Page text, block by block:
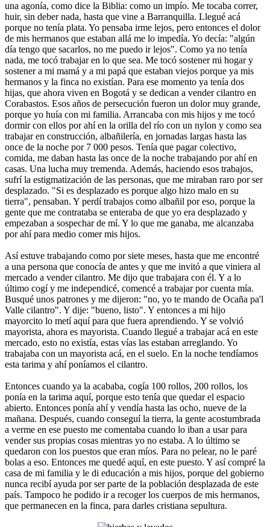
una agonía, como dice la Biblia: como un impío. Me tocaba correr,
huir, sin deber nada, hasta que vine a Barranquilla. Llegué acá
porque no tenía plata. Yo pensaba irme lejos, pero entonces el dolor
de mis hermanos que estaban allá me lo impedía. Yo decía: "algún
día tengo que sacarlos, no me puedo ir lejos". Como ya no tenía
nada, me tocó trabajar en lo que sea. Me tocó sostener mi hogar y
sostener a mi mamá y a mi papá que estaban viejos porque ya mis
hermanos y la finca no existían. Para ese momento ya tenía dos
hijas, que ahora viven en Bogotá y se dedican a vender cilantro en
Corabastos. Esos años de persecución fueron un dolor muy grande,
porque yo huía con mi familia. Arrancaba con mis hijos y me tocó
dormir con ellos por ahí en la orilla del río con un nylon y como sea
trabajar en construcción, albañilería, en jornadas largas hasta las
once de la noche por 7 000 pesos. Tenía que pagar colectivo,
comida, me daban hasta las once de la noche trabajando por ahí en
casas. Una lucha muy tremenda. Además, haciendo esos trabajos,
sufrí la estigmatización de las personas, que me miraban raro por ser
desplazado. "Si es desplazado es porque algo hizo malo en su
tierra", pensaban. Y perdí trabajos como albañil por eso, porque la
gente que me contrataba se enteraba de que yo era desplazado y
empezaban a sospechar de mí. Y lo que me ganaba, me alcanzaba
por ahí para medio comer mis hijos.
Así estuve trabajando como por siete meses, hasta que me encontré
a una persona que conocía de antes y que me invitó a que viniera al
mercado a vender cilantro. Me dijo que trabajara con él. Y a lo
último cogí y me independicé, comencé a trabajar por cuenta mía.
Busqué unos patrones y me dijeron: "no, yo te mando de Ocaña pa'l
Valle cilantro". Y dije: "bueno, listo". Y entonces a mi hijo
mayorcito lo metí aquí para que fuera aprendiendo. Y se volvió
mayorista, ahora es mayorista. Cuando llegué a trabajar acá en este
mercado, esto no existía, estas vías las estaban arreglando. Yo
trabajaba con un mayorista acá, en el suelo. En la noche tendíamos
esta tarima y ahí poníamos el cilantro.
Entonces cuando ya la acababa, cogía 100 rollos, 200 rollos, los
ponía en la tarima aquí, porque esto tenía que quedar el espacio
abierto. Entonces ponía ahí y vendía hasta las ocho, nueve de la
mañana. Después, cuando conseguí la tierra, la gente acostumbrada
a verme en ese puesto me comentaba cuando lo iban a usar para
vender sus propias cosas mientras yo no estaba. A lo último se
quedaron con los puestos que eran míos. Para no pelear, no le paré
bolas a eso. Entonces me quedé aquí, en este puesto. Y así compré la
casa de mi familia y le di educación a mis hijos, porque del gobierno
nunca recibí ayuda por ser parte de la población desplazada de este
país. Tampoco he podido ir a recoger los cuerpos de mis hermanos,
que permanecen en la finca, para darles cristiana sepultura.